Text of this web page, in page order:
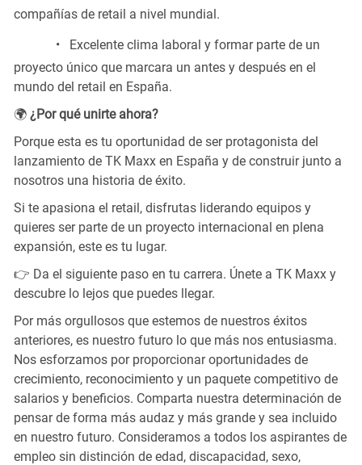
compañías de retail a nivel mundial.
• Excelenteclima laboral y formar parte de un
proyecto único que marcara un antes y después en el
mundo del retail en España.
🌍 ¿Por qué unirte ahora?
Porque esta es tu oportunidad de ser protagonista del
lanzamiento de TK Maxx en España y de construir junto a
nosotros una historia de éxito.
Si te apasiona el retail, disfrutas liderando equipos y
quieres ser parte de un proyecto internacional en plena
expansión, este es tu lugar.
👉 Da el siguiente paso en tu carrera. Únete a TK Maxx y
descubre lo lejos que puedes llegar.
Por más orgullosos que estemos de nuestros éxitos
anteriores, es nuestro futuro lo que más nos entusiasma.
Nos esforzamos por proporcionar oportunidades de
crecimiento, reconocimiento y un paquete competitivo de
salarios y beneficios. Comparta nuestra determinación de
pensar de forma más audaz y más grande y sea incluido
en nuestro futuro. Consideramos a todos los aspirantes de
empleo sin distinción de edad, discapacidad, sexo,